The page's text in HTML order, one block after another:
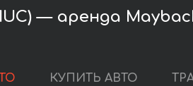
— аренда
КУПИТЬ АВТО